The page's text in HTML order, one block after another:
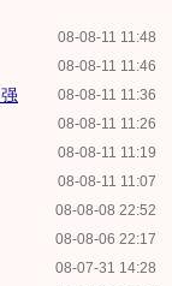
08-08-11 11:48
08-08-11 11:46
08-08-11 11:36
08-08-11 11:26
08-08-11 11:19
08-08-11 11:07
08-08-08 22:52
08-08-06 22:17
08-07-31 14:28